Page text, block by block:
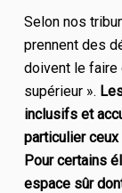
Selon nos
prennent des
doivent le faire
supérieur ».
inclusifs et
particulier
Pour certains
espace sûr